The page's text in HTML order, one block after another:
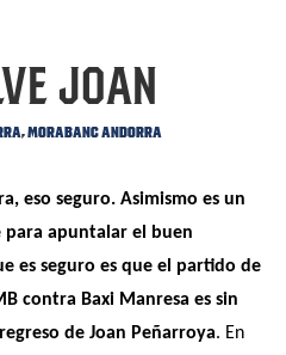
Joan
,MoraBanc Andorra
eso seguro. Asimismo es un
apuntalar el buen
es seguro es que el partido de
contra Baxi Manresa es sin
de Joan Peñarroya. En